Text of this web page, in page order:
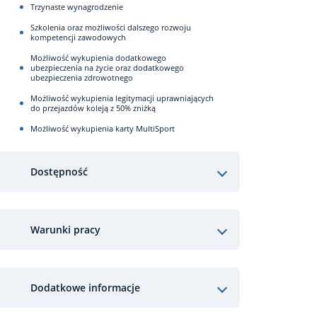
Trzynaste wynagrodzenie
Szkolenia oraz możliwości dalszego rozwoju
kompetencji zawodowych
Możliwość wykupienia dodatkowego
ubezpieczenia na życie oraz dodatkowego
ubezpieczenia zdrowotnego
Możliwość wykupienia legitymacji uprawniających
do przejazdów koleją z 50% zniżką
Możliwość wykupienia karty MultiSport
Dostępność
Warunki pracy
Dodatkowe informacje